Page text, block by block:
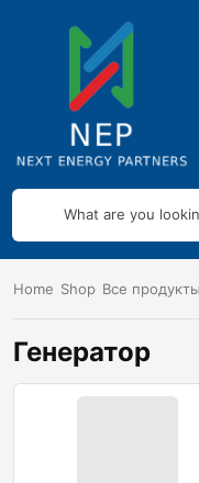
What are you
Home Shop Все продукты
Генератор